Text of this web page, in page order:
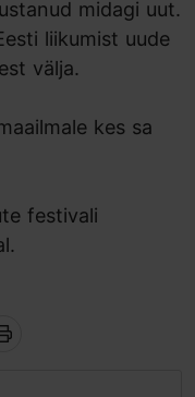
midagi uut.
liikumist uude
välja.
kes sa
festivali